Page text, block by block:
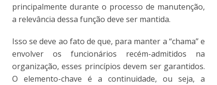
principalmente durante o processo de manutenção,
a relevância dessa função deve ser mantida.
Isso se deve ao fato de que, para manter a “chama” e
envolver os funcionários recém-admitidos na
organização, esses princípios devem ser garantidos.
O elemento-chave é a continuidade, ou seja, a